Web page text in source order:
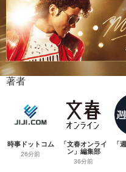
著者
時事ドットコム
26分前
「文春オンライ
ン」編集部
36分前
「